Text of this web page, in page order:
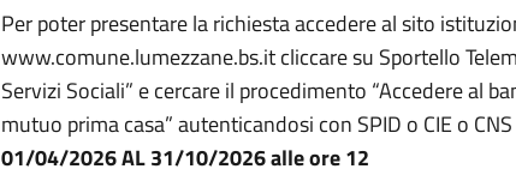
Per poter presentare la richiesta accedere al sito
www.comune.lumezzane.bs.it cliccare su Sportello
Servizi Sociali” e cercare il procedimento “Accedere al
mutuo prima casa” autenticandosi con SPID o CIE o CNS
01/04/2026 AL 31/10/2026 alle ore 12